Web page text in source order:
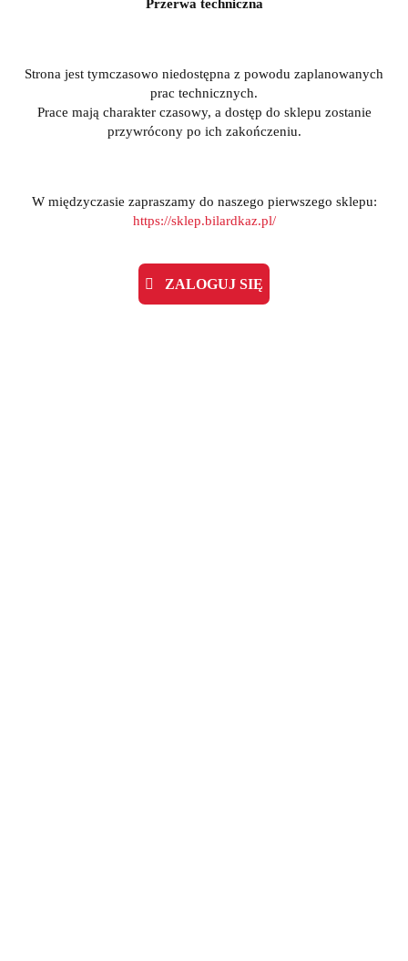
Przerwa techniczna
Strona jest tymczasowo niedostępna z powodu zaplanowanych
prac technicznych.
Prace mają charakter czasowy, a dostęp do sklepu zostanie
przywrócony po ich zakończeniu.
W międzyczasie zapraszamy do naszego pierwszego sklepu:
https://sklep.bilardkaz.pl/
ZALOGUJ SIĘ